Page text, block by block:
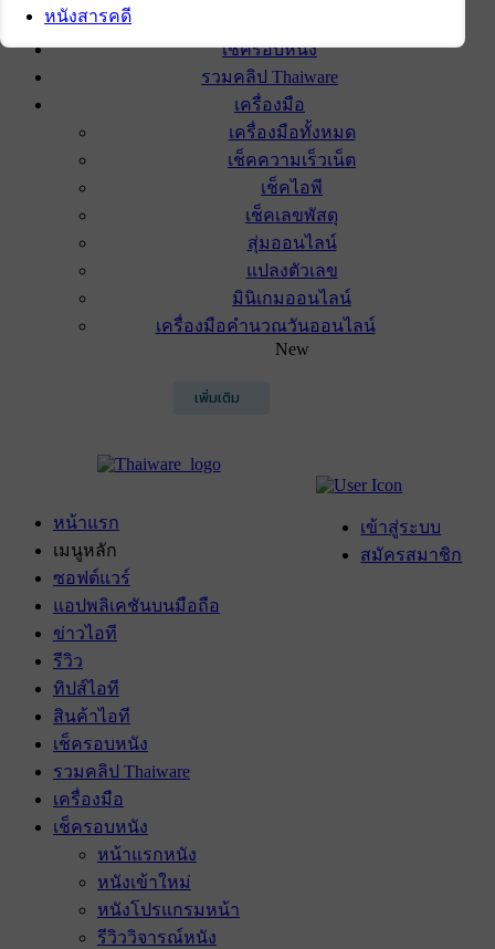
เช็ครอบหนัง
รวมคลิป Thaiware
เครื่องมือ
เครื่องมือทั้งหมด
เช็คความเร็วเน็ต
เช็คไอพี
เช็คเลขพัสดุ
สุ่มออนไลน์
แปลงตัวเลข
มินิเกมออนไลน์
เครื่องมือคำนวณวันออนไลน์
New
เพิ่มเติม
เข้าสู่ระบบ
สมัครสมาชิก
หน้าแรก
เมนูหลัก
ซอฟต์แวร์
แอปพลิเคชันบนมือถือ
ข่าวไอที
รีวิว
ทิปส์ไอที
สินค้าไอที
เช็ครอบหนัง
รวมคลิป Thaiware
เครื่องมือ
เช็ครอบหนัง
หน้าแรกหนัง
หนังเข้าใหม่
หนังโปรแกรมหน้า
รีวิววิจารณ์หนัง
หนังสารคดี